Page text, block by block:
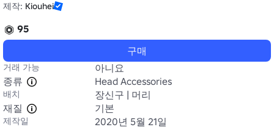
제작: Kiouhei
95
구매
거래 가능
아니요
종류
Head Accessories
배치
장신구 | 머리
재질
기본
제작일 2020년 5월 21일